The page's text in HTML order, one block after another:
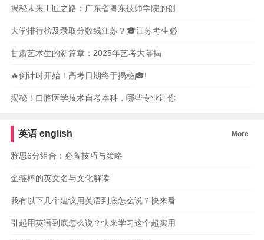
揭秘未来工匠之路：广东省粤东技师学院的创
大学排行榜及录取分数线江苏？🎓江苏考生必
甘肃艺术生的新篇章：2025年艺考大幕揭
🔥倒计时开始！高考日期终于揭秘🎓!
揭秘！口腔医学技术自考本科，哪些专业让你
英语english More
雅思6分组合：必备技巧与策略
金箍棒的英文名与文化解读
我有以下几个建议用英语到底怎么说？快来看
引起用英语到底怎么说？快来学习这个超实用